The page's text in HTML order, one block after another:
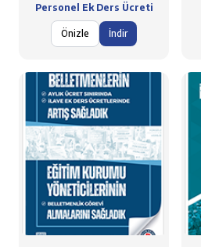
Personel Ek Ders Ücreti
Önizle İndir